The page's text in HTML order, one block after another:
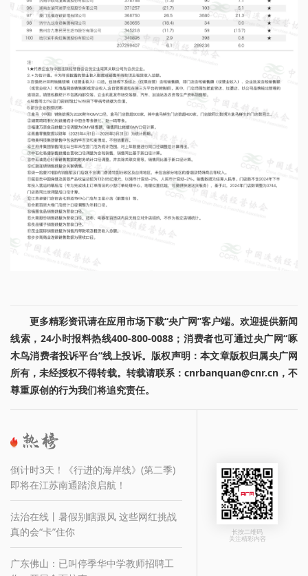
更多精彩资讯请在应用市场下载“央广网”客户端。欢迎提供新闻
线索，24小时报料热线400-800-0088；消费者也可通过央广网“啄
木鸟消费者投诉平台”线上投诉。版权声明：本文章版权归属央广网
所有，未经授权不得转载。转载请联系：cnrbanquan@cnr.cn，不
尊重原创的行为我们将追究责任。
倒计时3天！《行进的海岸线》(第二季)
即将在江苏南通踏浪启航！
法治在线丨暑假别瞎跟风 这些网红挑战
真的会“卡”住你
广东佛山：已叫停季华中学教师招聘工
长按二维码
关注精彩内容